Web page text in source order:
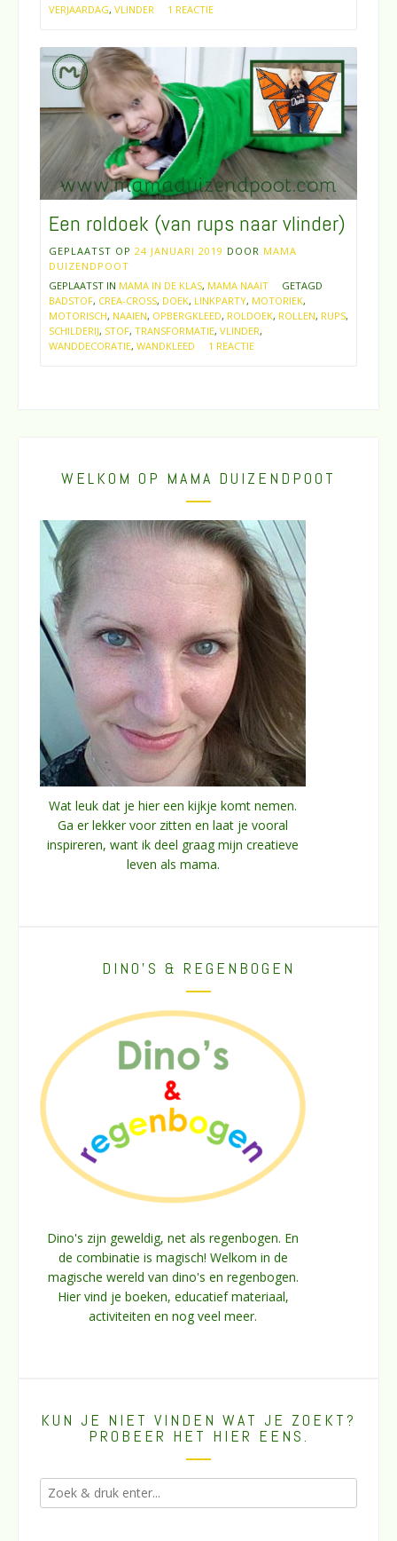
VERJAARDAG, VLINDER 1 REACTIE
Een roldoek (van rups naar vlinder)
GEPLAATST OP 24 JANUARI 2019 DOOR MAMA
DUIZENDPOOT
GEPLAATST IN MAMA IN DE KLAS, MAMA NAAIT
GETAGD
BADSTOF, CREA-CROSS, DOEK, LINKPARTY, MOTORIEK,
MOTORISCH, NAAIEN, OPBERGKLEED, ROLDOEK, ROLLEN, RUPS,
SCHILDERIJ, STOF, TRANSFORMATIE, VLINDER,
WANDDECORATIE, WANDKLEED 1 REACTIE
WELKOM OP MAMA DUIZENDPOOT
Wat leuk dat je hier een kijkje komt nemen.
Ga er lekker voor zitten en laat je vooral
inspireren, want ik deel graag mijn creatieve
leven als mama.
DINO’S & REGENBOGEN
Dino's zijn geweldig, net als regenbogen. En
de combinatie is magisch! Welkom in de
magische wereld van dino's en regenbogen.
Hier vind je boeken, educatief materiaal,
activiteiten en nog veel meer.
KUN JE NIET VINDEN WAT JE ZOEKT?
PROBEER HET HIER EENS.